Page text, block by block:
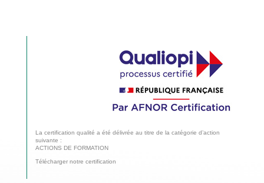
La certification qualité a été délivrée au titre de la catégorie d’action
suivante :
ACTIONS DE FORMATION
Télécharger notre certification